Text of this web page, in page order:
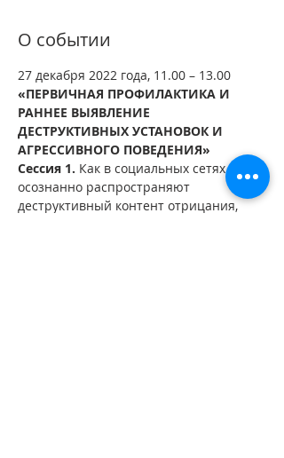
О событии
27 декабря 2022 года, 11.00 – 13.00
«ПЕРВИЧНАЯ ПРОФИЛАКТИКА И
РАННЕЕ ВЫЯВЛЕНИЕ
ДЕСТРУКТИВНЫХ УСТАНОВОК И
АГРЕССИВНОГО ПОВЕДЕНИЯ»
Сессия 1. Как в социальных сетях
осознанно распространяют
деструктивный контент отрицания,